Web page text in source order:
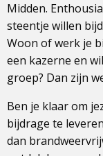
Midden.
steentje willen
Woon of werk je
een kazerne en
groep? Dan zijn
Ben je klaar om
bijdrage te
dan